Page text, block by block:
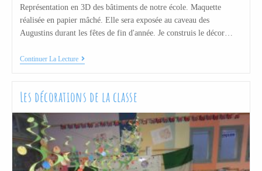
Représentation en 3D des bâtiments de notre école. Maquette
réalisée en papier mâché. Elle sera exposée au caveau des
Augustins durant les fêtes de fin d'année. Je construis le décor…
Continuer La Lecture
Les décorations de la classe